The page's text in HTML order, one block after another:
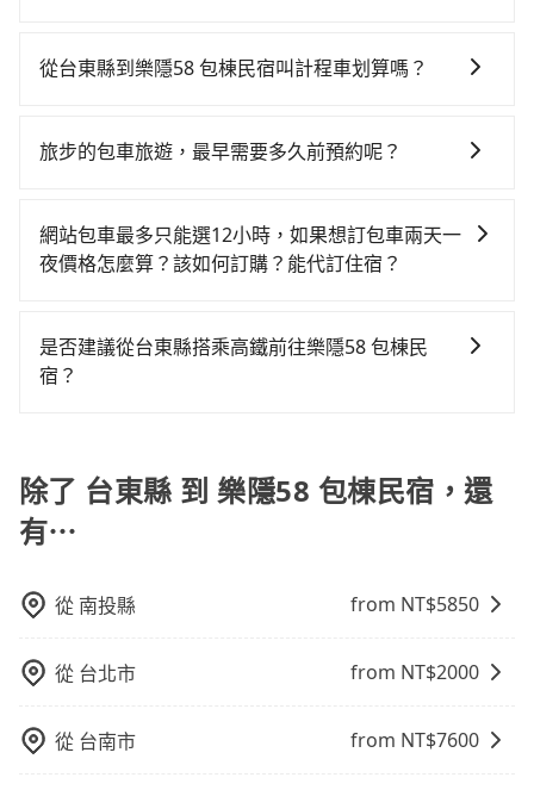
在預定時要不選擇評分高、評論多的飯店，不然就是還
得便宜，但缺點就是多數要匯款並再人工確認。假如不
之前，最好先詢問清楚具體價格和注意事項。相比之
透明，方便客戶可以更加準確地了解行程所需時間和費
租車公司可選，甚至離你所在位置甚遠，如果不想額外
擇。
從台東縣到樂隱58 包棟民宿叫計程車划算嗎？
灣大車隊。依照里程跳錶計算，價格約為5,230~7,800元
法計程車約350輛，計程車密度為雙北的0.2%，也就是
說要臨時叫到小黃的難度是台北或新北的400倍之多。如
計程車司機不按錶計費，約有47%會採現場議價，建議
最好先上網預約，以免當場被坑受騙。雖然台東縣到樂
旅步的包車旅遊，最早需要多久前預約呢？
提供早鳥優惠，您越早預訂就能享有更優惠的價格。所
以不妨趁早訂購，享受更划算的價格。
網站包車最多只能選12小時，如果想訂包車兩天一
夜價格怎麼算？該如何訂購？能代訂住宿？
需要連續兩天的包車服務，可以在官網上分開預定兩天
的行程。另外，目前旅步只提供接送服務，暫不提供代
是否建議從台東縣搭乘高鐵前往樂隱58 包棟民
宿？
22:10，左營-南港一天最多有87班次高鐵可搭乘。假設
從台東縣海端鄉前往最靠近的左營高鐵站，叫一輛計程
車花費約7,200元、車程約295分鐘。抵達高鐵站後，步
坐105~145分鐘（平均125分）的高鐵從左營站前往南港
高鐵站，每人票價1,530元，再用10分鐘出站、等待車站
前排班的計程車，搭上小黃後約花85分鐘、車費2,100元
後，抵達樂隱58 包棟民宿 (宜蘭縣三星鄉) 的目的地。全
總計10,830元。不過台東縣領有合法執照的計程車僅有
除了 台東縣 到 樂隱58 包棟民宿，還
有⋯
從 南投縣 from NT$5850
從 台北市 from NT$2000
從 台南市 from NT$7600